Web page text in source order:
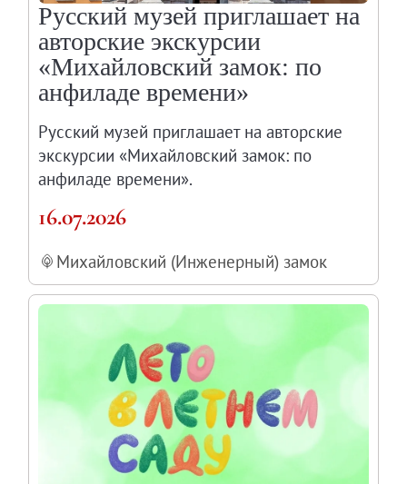
Русский музей приглашает на
авторские экскурсии
«Михайловский замок: по
анфиладе времени»
Русский музей приглашает на авторские
экскурсии «Михайловский замок: по
анфиладе времени».
16.07.2026
Михайловский (Инженерный) замок